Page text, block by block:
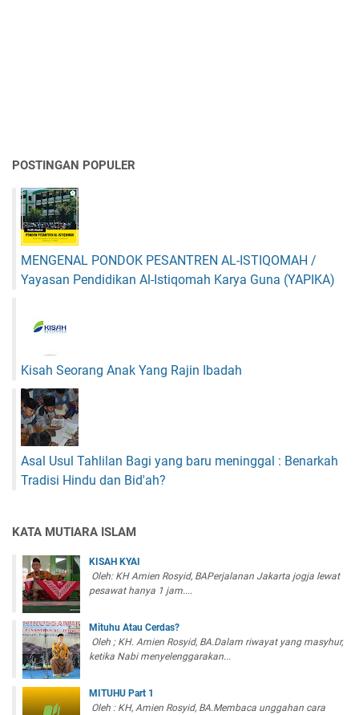
POSTINGAN POPULER
MENGENAL PONDOK PESANTREN AL-ISTIQOMAH /
Yayasan Pendidikan Al-Istiqomah Karya Guna (YAPIKA)
Kisah Seorang Anak Yang Rajin Ibadah
Asal Usul Tahlilan Bagi yang baru meninggal : Benarkah
Tradisi Hindu dan Bid'ah?
KATA MUTIARA ISLAM
KISAH KYAI
Oleh: KH Amien Rosyid, BAPerjalanan Jakarta jogja lewat
pesawat hanya 1 jam....
Mituhu Atau Cerdas?
Oleh ; KH. Amien Rosyid, BA.Dalam riwayat yang masyhur,
ketika Nabi menyelenggarakan...
MITUHU Part 1
Oleh : KH, Amien Rosyid, BA.Membaca unggahan cara